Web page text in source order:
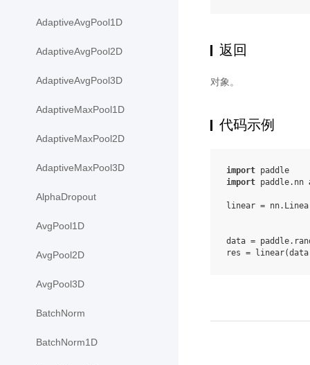
AdaptiveAvgPool1D
AdaptiveAvgPool2D
AdaptiveAvgPool3D
AdaptiveMaxPool1D
AdaptiveMaxPool2D
AdaptiveMaxPool3D
AlphaDropout
AvgPool1D
AvgPool2D
AvgPool3D
BatchNorm
BatchNorm1D
返回
对象。
代码示例
import paddle
import paddle.nn
linear = nn.
data = paddle.
res = linear(data